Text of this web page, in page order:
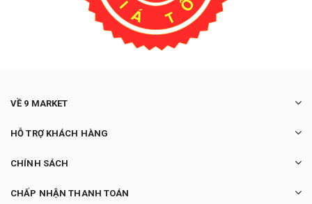
VỀ 9 MARKET
HỖ TRỢ KHÁCH HÀNG
CHÍNH SÁCH
CHẤP NHẬN THANH TOÁN